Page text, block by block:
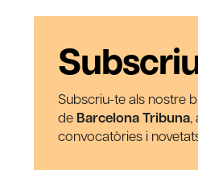
Subscriu-te als nostre
de Barcelona Tribuna,
convocatòries i